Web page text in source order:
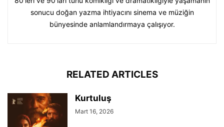
sonucu doğan yazma ihtiyacını sinema ve müziğin
bünyesinde anlamlandırmaya çalışıyor.
RELATED ARTICLES
Kurtuluş
Mart 16, 2026